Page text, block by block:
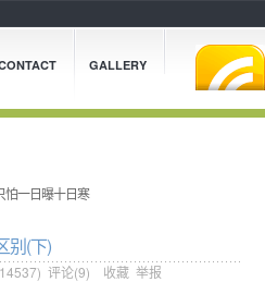
GALLERY
怕一日曝十日寒
别(下)
14537) 评论(9) 收藏 举报